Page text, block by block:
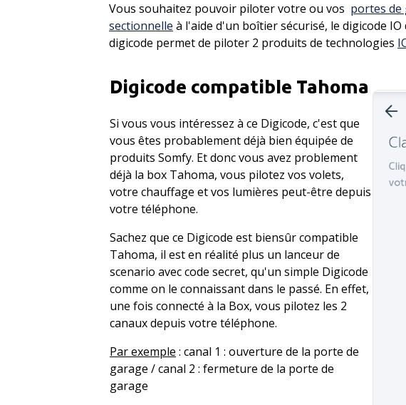
Vous souhaitez pouvoir piloter votre ou vos portes de
sectionnelle à l'aide d'un boîtier sécurisé, le digicode
digicode permet de piloter 2 produits de technologies
Digicode compatible Tahoma
Si vous vous intéressez à ce Digicode, c'est que
vous êtes probablement déjà bien équipée de
produits Somfy. Et donc vous avez problement
déjà la box Tahoma, vous pilotez vos volets,
votre chauffage et vos lumières peut-être depuis
votre téléphone.
Sachez que ce Digicode est biensûr compatible
Tahoma, il est en réalité plus un lanceur de
scenario avec code secret, qu'un simple Digicode
comme on le connaissant dans le passé. En effet,
une fois connecté à la Box, vous pilotez les 2
canaux depuis votre téléphone.
Par exemple : canal 1 : ouverture de la porte de
garage / canal 2 : fermeture de la porte de
garage